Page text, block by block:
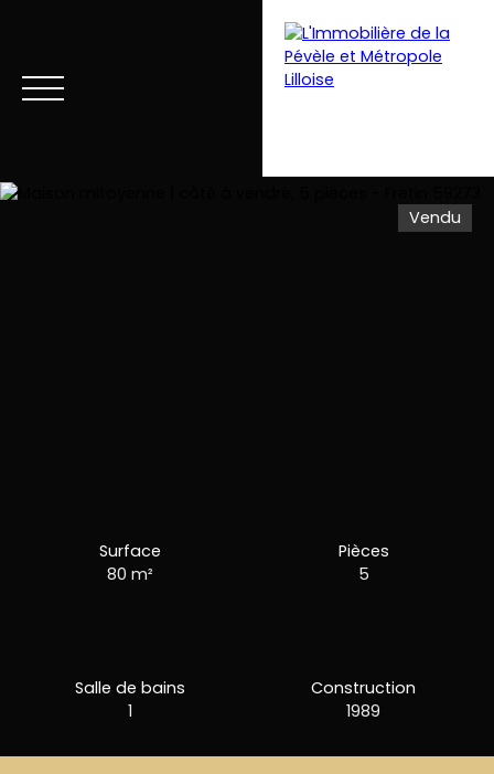
Vendu
Surface
80m²
Pièces
5
Salle de bains
1
Construction
1989